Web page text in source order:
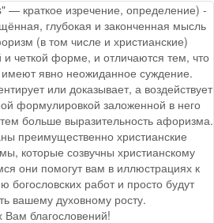
— краткое изречение, определение) -
глубокая и законченная мысль
(в том числе и христианские)
четкой форме, и отличаются тем, что
явно неожиданное суждение.
или доказывает, а воздействует
формулировкой заложенной в него
больше выразительность афоризма.
преимущественно христианские
которые созвучны христианскому
они помогут вам в иллюстрациях к
богословских работ и просто будут
вашему духовному росту.
Вам благословений!